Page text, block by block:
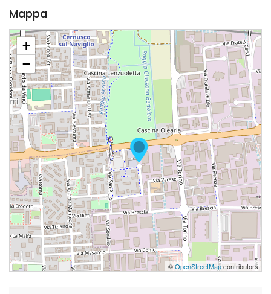
Mappa
+
−
©OpenStreetMapcontributors